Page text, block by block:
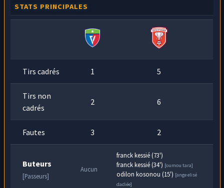
Laurent Duval
frappe sur cette passe de
Baptiste Roux
celle-ci va directement dans les tribunes. Elle
fera tout de même un heureux !
STATS PRINCIPALES
Tirs cadrés 1 5
Tirs non
cadrés
2 6
Fautes 3 2
Buteurs
[Passeurs]
Aucun
franck kessié (73')
franck kessié (34') [oumou tara]
odilon kosonou (15') [ange elisé
dadiée]